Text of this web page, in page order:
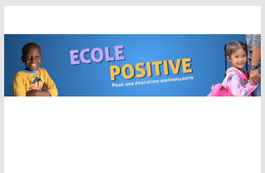
contenu